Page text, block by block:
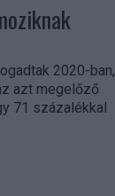
2020-ban,
azt megelőző
71 százalékkal